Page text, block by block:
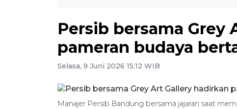
Persib bersama Grey
pameran budaya
Selasa, 9 Juni 2026 15:12 WIB
Manajer Persib Bandung bersama jajaran saat